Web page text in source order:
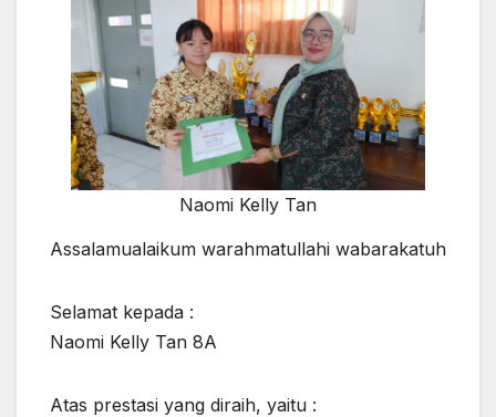
Naomi Kelly Tan
Assalamualaikum warahmatullahi wabarakatuh
Selamat kepada :
Naomi Kelly Tan 8A
Atas prestasi yang diraih, yaitu :